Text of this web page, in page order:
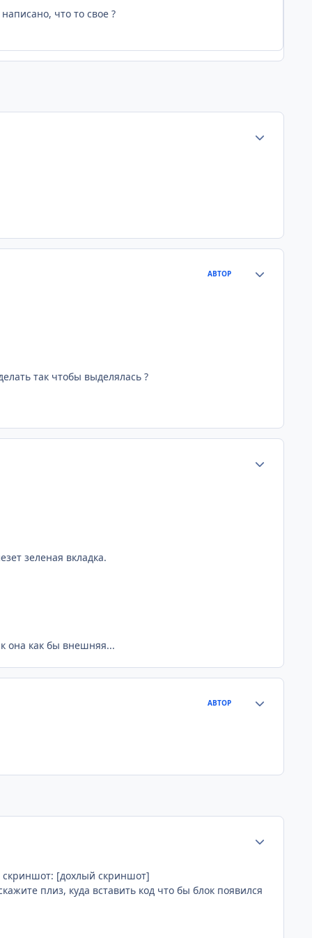
что то свое ?
АВТОР
так чтобы выделялась ?
зеленая вкладка.
она как бы внешняя...
АВТОР
[дохлый скриншот]
плиз, куда вставить код что бы блок появился